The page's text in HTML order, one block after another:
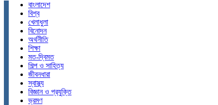
বাংলাদেশ
বিশ্ব
খেলাধুলা
বিনোদন
অর্থনীতি
শিক্ষা
মত-দ্বিমত
শিল্প ও সাহিত্য
জীবনধারা
স্বাস্থ্য
বিজ্ঞান ও প্রযুক্তি
ভ্রমণ